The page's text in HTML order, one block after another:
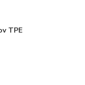
TPE